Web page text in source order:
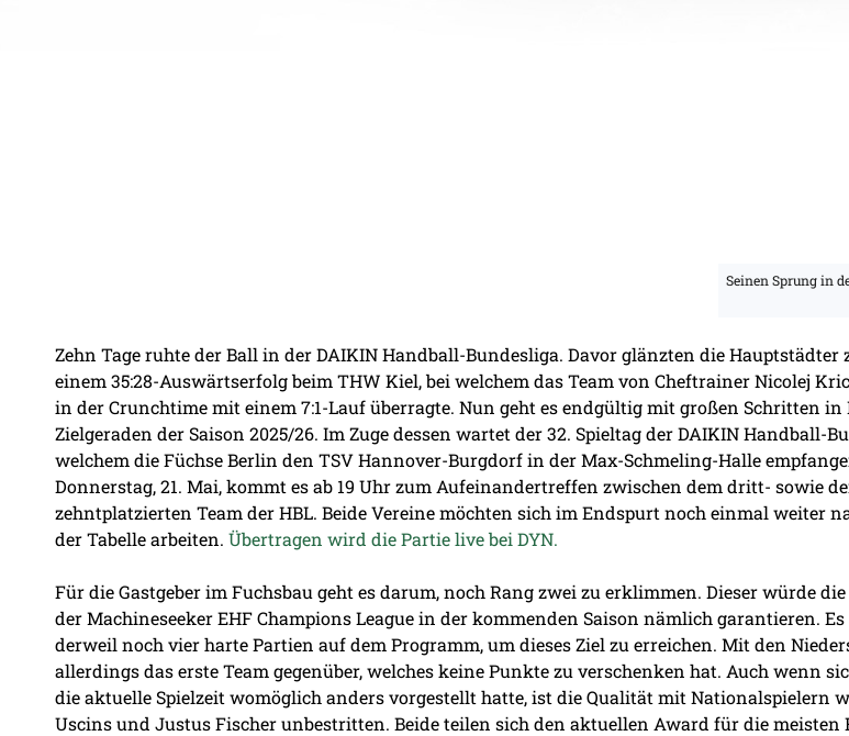
Seinen Sprung in
Zehn Tage ruhte der Ball in der DAIKIN Handball-Bundesliga. Davor glänzten die Hauptstädter
einem 35:28-Auswärtserfolg beim THW Kiel, bei welchem das Team von Cheftrainer Nicolej
in der Crunchtime mit einem 7:1-Lauf überragte. Nun geht es endgültig mit großen Schritten in
Zielgeraden der Saison 2025/26. Im Zuge dessen wartet der 32. Spieltag der DAIKIN Handball-
welchem die Füchse Berlin den TSV Hannover-Burgdorf in der Max-Schmeling-Halle
Donnerstag, 21. Mai, kommt es ab 19 Uhr zum Aufeinandertreffen zwischen dem dritt- sowie
zehntplatzierten Team der HBL. Beide Vereine möchten sich im Endspurt noch einmal weiter
der Tabelle arbeiten. Übertragen wird die Partie live bei DYN.
Für die Gastgeber im Fuchsbau geht es darum, noch Rang zwei zu erklimmen. Dieser würde
der Machineseeker EHF Champions League in der kommenden Saison nämlich garantieren. Es
derweil noch vier harte Partien auf dem Programm, um dieses Ziel zu erreichen. Mit den
allerdings das erste Team gegenüber, welches keine Punkte zu verschenken hat. Auch wenn
die aktuelle Spielzeit womöglich anders vorgestellt hatte, ist die Qualität mit Nationalspielern
Uscins und Justus Fischer unbestritten. Beide teilen sich den aktuellen Award für die meisten